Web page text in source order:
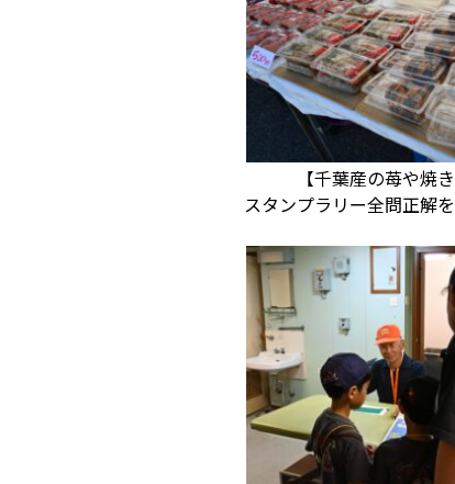
【千葉産の苺や焼き
スタンプラリー全問正解